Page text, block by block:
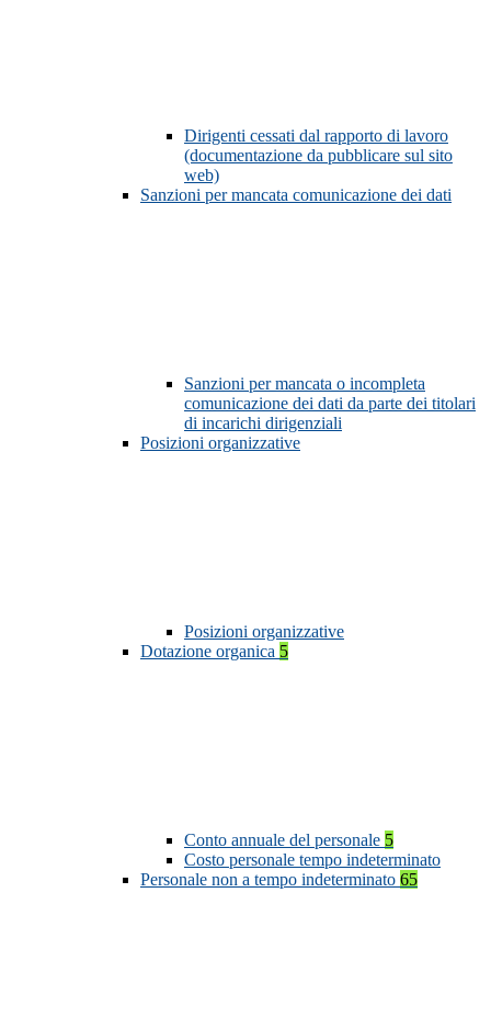
Dirigenti cessati dal rapporto di lavoro
(documentazione da pubblicare sul sito
web)
Sanzioni per mancata comunicazione dei dati
Sanzioni per mancata o incompleta
comunicazione dei dati da parte dei titolari
di incarichi dirigenziali
Posizioni organizzative
Posizioni organizzative
Dotazione organica 5
Conto annuale del personale 5
Costo personale tempo indeterminato
Personale non a tempo indeterminato 65